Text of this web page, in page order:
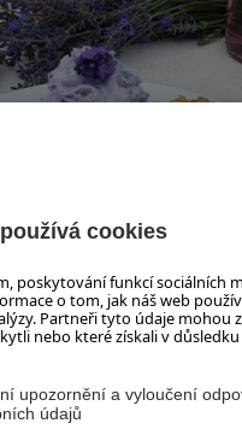
PŘÍRODY S
i stromy po své pratetě
nabízelo roční období,“